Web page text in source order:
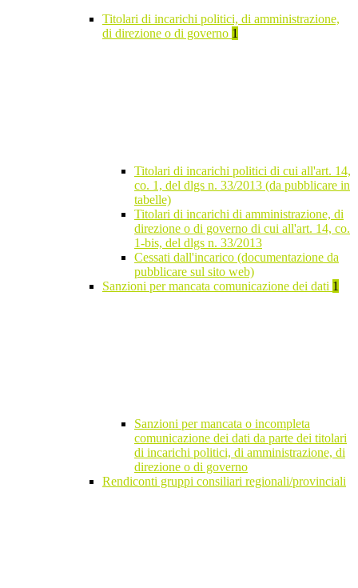
Titolari di incarichi politici, di amministrazione,
di direzione o di governo 1
Titolari di incarichi politici di cui all'art. 14,
co. 1, del dlgs n. 33/2013 (da pubblicare in
tabelle)
Titolari di incarichi di amministrazione, di
direzione o di governo di cui all'art. 14, co.
1-bis, del dlgs n. 33/2013
Cessati dall'incarico (documentazione da
pubblicare sul sito web)
Sanzioni per mancata comunicazione dei dati 1
Sanzioni per mancata o incompleta
comunicazione dei dati da parte dei titolari
di incarichi politici, di amministrazione, di
direzione o di governo
Rendiconti gruppi consiliari regionali/provinciali